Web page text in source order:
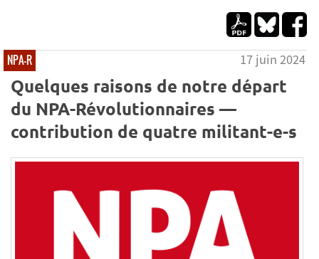
NPA-R 17 juin 2024
Quelques raisons de notre départ
du NPA-Révolutionnaires —
contribution de quatre militant-e-s